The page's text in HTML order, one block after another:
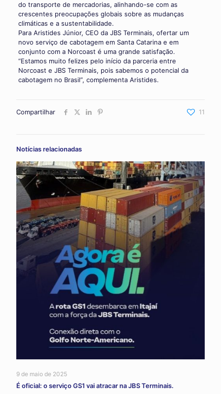
do transporte de mercadorias, alinhando-se com as
crescentes preocupações globais sobre as mudanças
climáticas e a sustentabilidade.
Para Aristides Júnior, CEO da JBS Terminais, ofertar um
novo serviço de cabotagem em Santa Catarina e em
conjunto com a Norcoast é uma grande satisfação.
“Estamos muito felizes pelo início da parceria entre
Norcoast e JBS Terminais, pois sabemos o potencial da
cabotagem no Brasil”, complementa Aristides.
Compartilhar 11
Notícias relacionadas
9 de maio de 2025
É oficial: o serviço GS1 vai atracar na JBS Terminais.